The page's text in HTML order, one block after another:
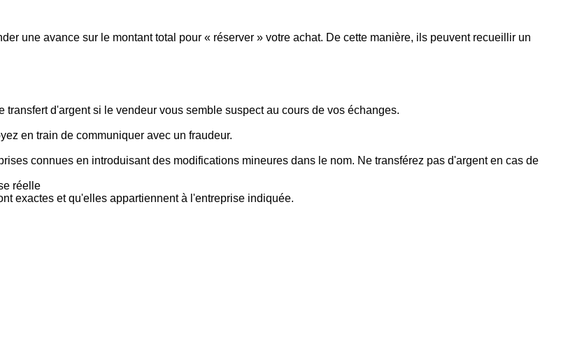
une avance sur le montant total pour « réserver » votre achat. De cette manière, ils peuvent recueillir un
d'argent si le vendeur vous semble suspect au cours de vos échanges.
en train de communiquer avec un fraudeur.
connues en introduisant des modifications mineures dans le nom. Ne transférez pas d'argent en cas de
réelle
exactes et qu'elles appartiennent à l'entreprise indiquée.